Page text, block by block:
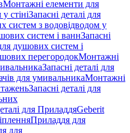
Монтажні елементи для
стініЗапасні деталі для
систем з водовідводом у
систем і ваннЗапасні
душових систем і
перегородокМонтажні
Запасні деталі для
для умивальникаМонтажні
Запасні деталі для
для ПриладдяGeberit
Приладдя для
для